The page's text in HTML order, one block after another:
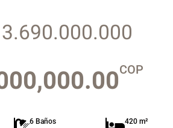
COP
6 Baños 420 m²